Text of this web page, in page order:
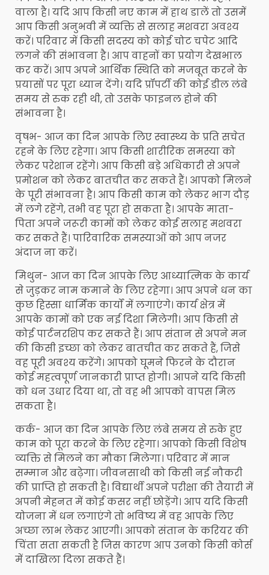
वाला है। यदि आप किसी नए काम में हाथ डालें तो उसमें
आप किसी अनुभवी में व्यक्ति से सलाह मशवरा अवश्य
करें। परिवार में किसी सदस्य को कोई चोट चपेट आदि
लगने की संभावना है। आप वाहनों का प्रयोग देखभाल
कर करें। आप अपने आर्थिक स्थिति को मजबूत करने के
प्रयासों पर पूरा ध्यान देंगे। यदि प्रॉपर्टी की कोई डील लंबे
समय से रुक रही थी, तो उसके फाइनल होने की
संभावना है।
वृषभ- आज का दिन आपके लिए स्वास्थ्य के प्रति सचेत
रहने के लिए रहेगा। आप किसी शारीरिक समस्या को
लेकर परेशान रहेंगे। आप किसी बड़े अधिकारी से अपने
प्रमोशन को लेकर बातचीत कर सकते हैं। आपको मिलने
के पूरी संभावना है। आप किसी काम को लेकर भाग दौड़
में लगे रहेंगे, तभी वह पूरा हो सकता है। आपके माता-
पिता अपने जरूरी कामों को लेकर कोई सलाह मशवरा
कर सकते हैं। पारिवारिक समस्याओं को आप नजर
अंदाज ना करें।
मिथुन- आज का दिन आपके लिए आध्यात्मिक के कार्य
से जुड़कर नाम कमाने के लिए रहेगा। आप अपने धन का
कुछ हिस्सा धार्मिक कार्यों में लगाएंगे। कार्य क्षेत्र में
आपके कामों को एक नई दिशा मिलेगी। आप किसी से
कोई पार्टनरशिप कर सकते हैं। आप संतान से अपने मन
की किसी इच्छा को लेकर बातचीत कर सकते हैं, जिसे
वह पूरी अवश्य करेंगे। आपको घूमने फिरने के दौरान
कोई महत्वपूर्ण जानकारी प्राप्त होगी। आपने यदि किसी
को धन उधार दिया था, तो वह भी आपको वापस मिल
सकता है।
कर्क- आज का दिन आपके लिए लंबे समय से रुके हुए
काम को पूरा करने के लिए रहेगा। आपको किसी विशेष
व्यक्ति से मिलने का मौका मिलेगा। परिवार में मान
सम्मान और बढ़ेगा। जीवनसाथी को किसी नई नौकरी
की प्राप्ति हो सकती है। विद्यार्थी अपने परीक्षा की तैयारी में
अपनी मेहनत में कोई कसर नहीं छोड़ेंगे। आप यदि किसी
योजना में धन लगाएंगे तो भविष्य में वह आपके लिए
अच्छा लाभ लेकर आएगी। आपको संतान के करियर की
चिंता सता सकती है जिस कारण आप उनको किसी कोर्स
में दाखिला दिला सकते हैं।